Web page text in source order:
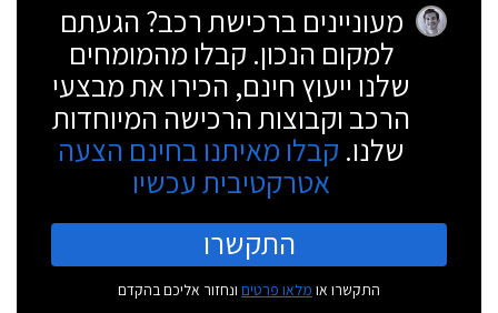
מעוניינים ברכישת רכב? הגעתם
למקום הנכון. קבלו מהמומחים
שלנו ייעוץ חינם, הכירו את מבצעי
הרכב וקבוצות הרכישה המיוחדות
שלנו. קבלו מאיתנו בחינם הצעה
אטרקטיבית עכשיו
התקשרו
התקשרו או מלאו פרטים ונחזור אליכם בהקדם